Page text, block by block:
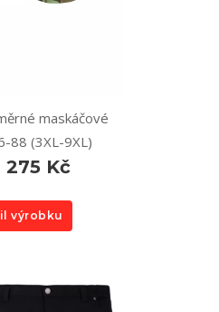
maskáčové
88 (3XL-9XL)
275 Kč
výrobku